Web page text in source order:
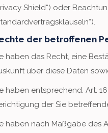
Shield“) oder
der betroffenen
haben das Recht, eine
über diese Daten
haben entsprechend. Art.
der Sie
haben nach Maßgabe des